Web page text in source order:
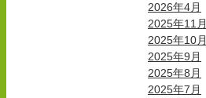
2026年4月
2025年11月
2025年10月
2025年9月
2025年8月
2025年7月